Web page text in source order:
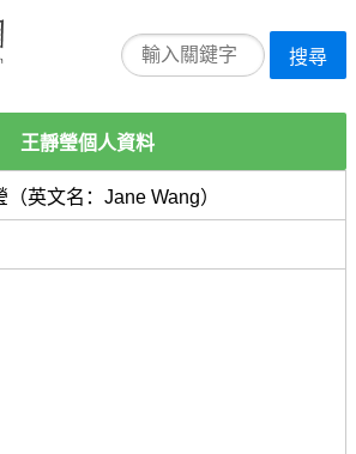
搜尋
王靜瑩個人資料
（英文名：Jane Wang）